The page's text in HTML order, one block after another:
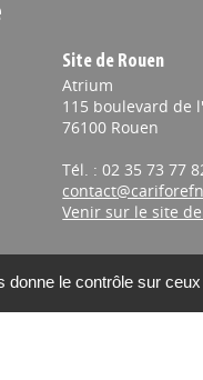
Site de Rouen
Atrium
115 boulevard de
76100 Rouen
Tél. : 02 35 73 77
Venir sur le site
donne le contrôle sur